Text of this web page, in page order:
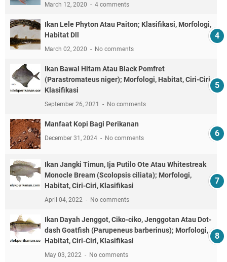
March 12, 2020 4 comments
Ikan Lele Phyton Atau Paiton; Klasifikasi, Morfologi,
Habitat Dll
March 02, 2020 No comments
Ikan Bawal Hitam Atau Black Pomfret
(Parastromateus niger); Morfologi, Habitat, Ciri-Ciri,
Klasifikasi
September 26, 2021 No comments
Manfaat Kopi Bagi Perikanan
December 31, 2024 No comments
Ikan Jangki Timun, Ija Putilo Ote Atau Whitestreak
Monocle Bream (Scolopsis ciliata); Morfologi,
Habitat, Ciri-Ciri, Klasifikasi
April 04, 2022 No comments
Ikan Dayah Jenggot, Ciko-ciko, Jenggotan Atau Dot-
dash Goatfish (Parupeneus barberinus); Morfologi,
Habitat, Ciri-Ciri, Klasifikasi
May 03, 2022 No comments